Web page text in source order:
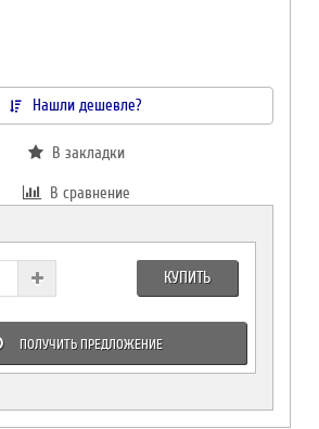
Нашли дешевле?
В закладки
В сравнение
КУПИТЬ
ПОЛУЧИТЬ ПРЕДЛОЖЕНИЕ